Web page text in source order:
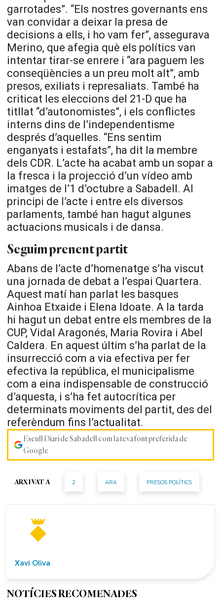
garrotades”. “Els nostres governants ens
van convidar a deixar la presa de
decisions a ells, i ho vam fer”, assegurava
Merino, que afegia què els polítics van
intentar tirar-se enrere i “ara paguem les
conseqüències a un preu molt alt”, amb
presos, exiliats i represaliats. També ha
criticat les eleccions del 21-D que ha
titllat “d’autonomistes”, i els conflictes
interns dins de l’independentisme
després d’aquelles. “Ens sentim
enganyats i estafats”, ha dit la membre
dels CDR. L’acte ha acabat amb un sopar a
la fresca i la projecció d’un vídeo amb
imatges de l’1 d’octubre a Sabadell. Al
principi de l’acte i entre els diversos
parlaments, també han hagut algunes
actuacions musicals i de dansa.
Seguim prenent partit
Abans de l’acte d’homenatge s’ha viscut
una jornada de debat a l’espai Quartera.
Aquest matí han parlat les basques
Ainhoa Etxaide i Elena Idoate. A la tarda
hi hagut un debat entre els membres de la
CUP, Vidal Aragonés, Maria Rovira i Abel
Caldera. En aquest últim s’ha parlat de la
insurrecció com a via efectiva per fer
efectiva la república, el municipalisme
com a eina indispensable de construcció
d’aquesta, i s’ha fet autocrítica per
determinats moviments del partit, des del
referèndum fins l’actualitat.
Escull Diari de Sabadell com la teva font preferida de
Google
ARXIVAT A 2 ARA PRESOS POLÍTICS
Xavi Oliva
NOTÍCIES RECOMENADES